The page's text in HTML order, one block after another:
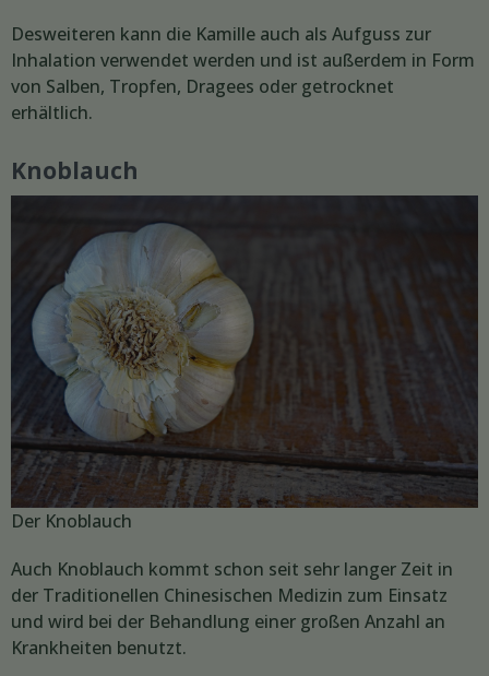
Desweiteren kann die Kamille auch als Aufguss zur
Inhalation verwendet werden und ist außerdem in Form
von Salben, Tropfen, Dragees oder getrocknet
erhältlich.
Knoblauch
Der Knoblauch
Auch Knoblauch kommt schon seit sehr langer Zeit in
der Traditionellen Chinesischen Medizin zum Einsatz
und wird bei der Behandlung einer großen Anzahl an
Krankheiten benutzt.